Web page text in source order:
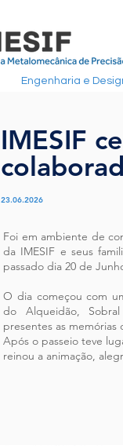
Engenharia e
IMESIF
23.06.2026
Foi em ambiente de
da IMESIF e seus
passado dia 20 de
O dia começou com
do Alqueidão,
presentes as memórias
Após o passeio teve
reinou a animação,